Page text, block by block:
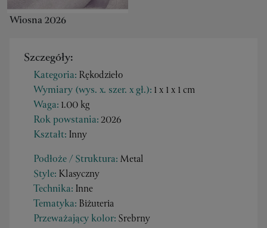
Wiosna 2026
Szczegóły:
Kategoria: Rękodzieło
Wymiary (wys. x. szer. x gł.): 1 x 1 x 1 cm
Waga: 1.00 kg
Rok powstania:2026
Kształt: Inny
Podłoże / Struktura: Metal
Style: Klasyczny
Technika: Inne
Tematyka: Biżuteria
Przeważający kolor: Srebrny